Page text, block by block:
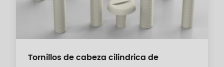
Tornillos de cabeza cilindrica de